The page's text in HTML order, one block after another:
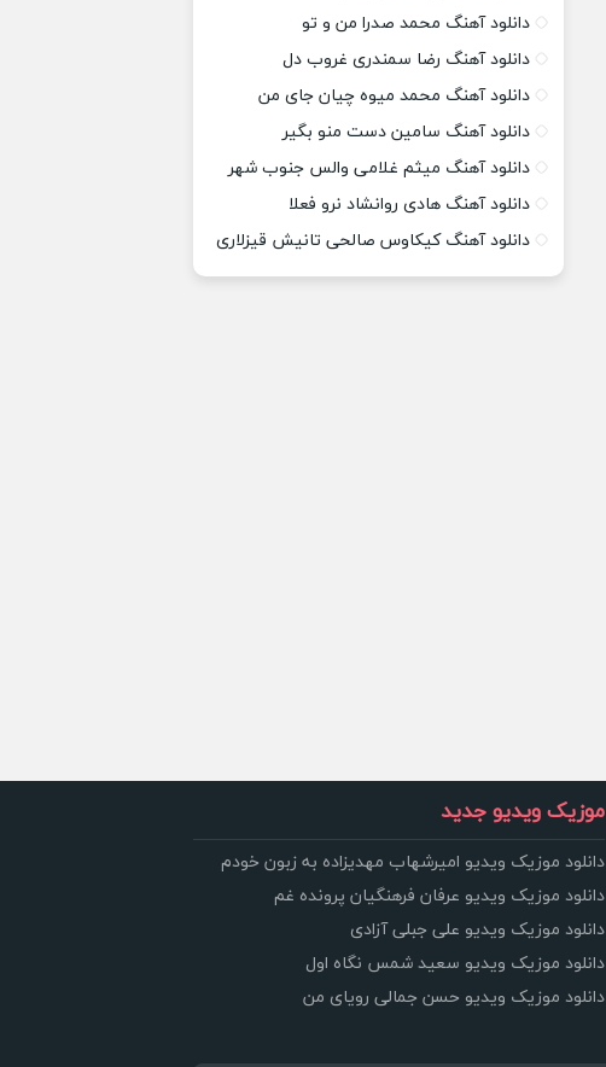
دانلود آهنگ محمد صدرا من و تو
دانلود آهنگ رضا سمندری غروب دل
دانلود آهنگ محمد میوه چیان جای من
دانلود آهنگ سامین دست منو بگیر
دانلود آهنگ میثم غلامی والس جنوب شهر
دانلود آهنگ هادی روانشاد نرو فعلا
دانلود آهنگ کیکاوس صالحی تانیش قیزلاری
موزیک ویدیو جدید
دانلود موزیک ویدیو امیرشهاب مهدیزاده به زبون خودم
دانلود موزیک ویدیو عرفان فرهنگیان پرونده غم
دانلود موزیک ویدیو علی جبلی آزادی
دانلود موزیک ویدیو سعید شمس نگاه اول
دانلود موزیک ویدیو حسن جمالی رویای من